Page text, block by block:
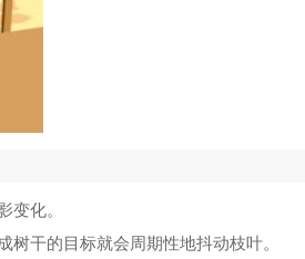
变化。
干的目标就会周期性地抖动枝叶。